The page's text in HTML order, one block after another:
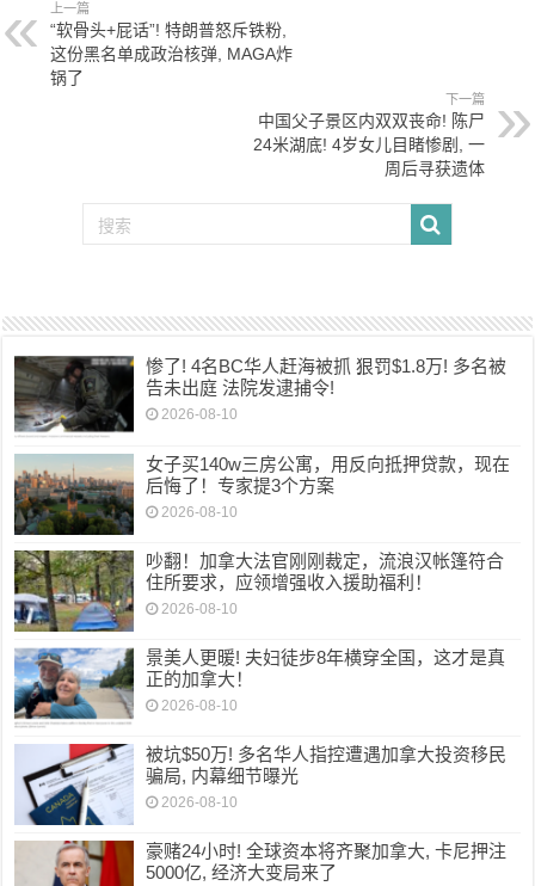
上一篇
“软骨头+屁话”! 特朗普怒斥铁粉,
这份黑名单成政治核弹, MAGA炸
锅了
下一篇
中国父子景区内双双丧命! 陈尸
24米湖底! 4岁女儿目睹惨剧, 一
周后寻获遗体
惨了! 4名BC华人赶海被抓 狠罚$1.8万! 多名被
告未出庭 法院发逮捕令!
2026-08-10
女子买140w三房公寓，用反向抵押贷款，现在
后悔了！专家提3个方案
2026-08-10
吵翻！加拿大法官刚刚裁定，流浪汉帐篷符合
住所要求，应领增强收入援助福利！
2026-08-10
景美人更暖! 夫妇徒步8年横穿全国，这才是真
正的加拿大！
2026-08-10
被坑$50万! 多名华人指控遭遇加拿大投资移民
骗局, 内幕细节曝光
2026-08-10
豪赌24小时! 全球资本将齐聚加拿大, 卡尼押注
5000亿, 经济大变局来了